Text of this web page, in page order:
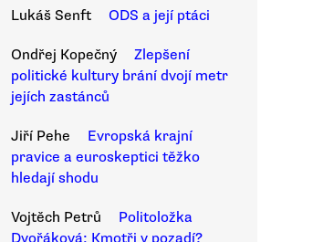
Lukáš Senft ODS a její ptáci
Ondřej Kopečný
Zlepšení
politické kultury brání dvojí metr
jejích zastánců
Jiří Pehe
Evropská krajní
pravice a euroskeptici těžko
hledají shodu
Vojtěch Petrů
Politoložka
Dvořáková: Kmotři v pozadí?